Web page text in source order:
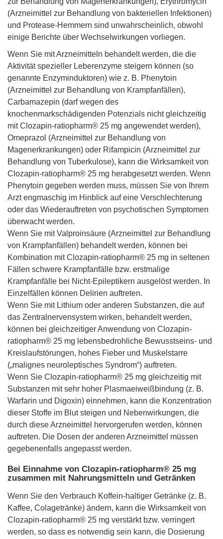
(Arzneimittel zur Behandlung von bakteriellen Infektionen)
und Protease-Hemmern sind unwahrscheinlich, obwohl
einige Berichte über Wechselwirkungen vorliegen.
Wenn Sie mit Arzneimitteln behandelt werden, die die
Aktivität spezieller Leberenzyme steigern können (so
genannte Enzyminduktoren) wie z. B. Phenytoin
(Arzneimittel zur Behandlung von Krampfanfällen),
Carbamazepin (darf wegen des
knochenmarkschädigenden Potenzials nicht gleichzeitig
mit Clozapin-ratiopharm® 25 mg angewendet werden),
Omeprazol (Arzneimittel zur Behandlung von
Magenerkrankungen) oder Rifampicin (Arzneimittel zur
Behandlung von Tuberkulose), kann die Wirksamkeit von
Clozapin-ratiopharm® 25 mg herabgesetzt werden. Wenn
Phenytoin gegeben werden muss, müssen Sie von Ihrem
Arzt engmaschig im Hinblick auf eine Verschlechterung
oder das Wiederauftreten von psychotischen Symptomen
überwacht werden.
Wenn Sie mit Valproinsäure (Arzneimittel zur Behandlung
von Krampfanfällen) behandelt werden, können bei
Kombination mit Clozapin-ratiopharm® 25 mg in seltenen
Fällen schwere Krampfanfälle bzw. erstmalige
Krampfanfälle bei Nicht-Epileptikern ausgelöst werden. In
Einzelfällen können Delirien auftreten.
Wenn Sie mit Lithium oder anderen Substanzen, die auf
das Zentralnervensystem wirken, behandelt werden,
können bei gleichzeitiger Anwendung von Clozapin-
ratiopharm® 25 mg lebensbedrohliche Bewusstseins- und
Kreislaufstörungen, hohes Fieber und Muskelstarre
(„malignes neuroleptisches Syndrom“) auftreten.
Wenn Sie Clozapin-ratiopharm® 25 mg gleichzeitig mit
Substanzen mit sehr hoher Plasmaeiweißbindung (z. B.
Warfarin und Digoxin) einnehmen, kann die Konzentration
dieser Stoffe im Blut steigen und Nebenwirkungen, die
durch diese Arzneimittel hervorgerufen werden, können
auftreten. Die Dosen der anderen Arzneimittel müssen
gegebenenfalls angepasst werden.
Bei Einnahme von Clozapin-ratiopharm® 25 mg
zusammen mit Nahrungsmitteln und Getränken
Wenn Sie den Verbrauch Koffein-haltiger Getränke (z. B.
Kaffee, Colagetränke) ändern, kann die Wirksamkeit von
Clozapin-ratiopharm® 25 mg verstärkt bzw. verringert
werden, so dass es notwendig sein kann, die Dosierung